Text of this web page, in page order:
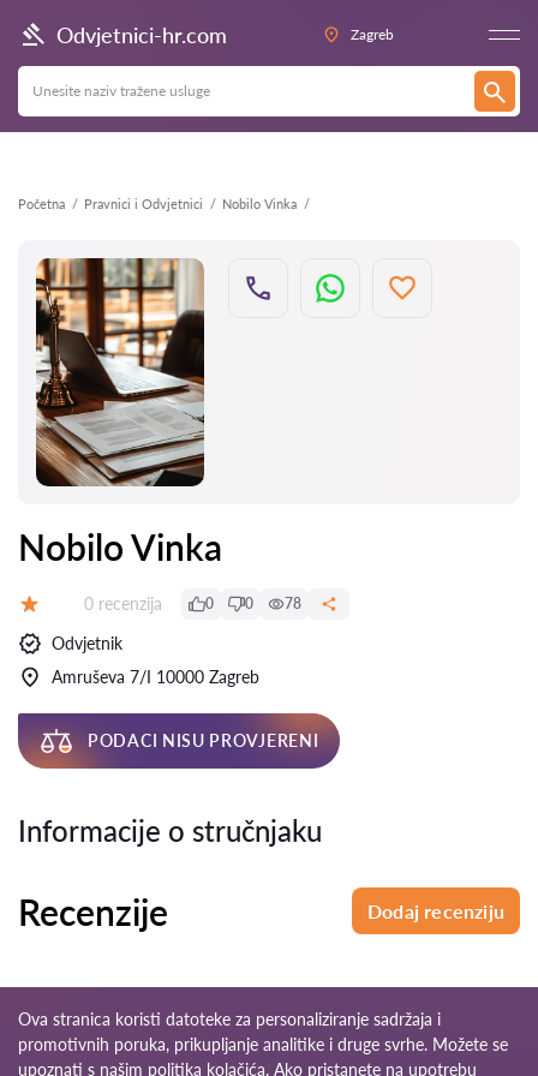
Odvjetnici-hr.com Zagreb
Početna Pravnici i Odvjetnici Nobilo Vinka
Natrag
Nobilo Vinka
Recenzija:
0 recenzija 0 0 78
Odvjetnik
Amruševa 7/I 10000 Zagreb
PODACI NISU PROVJERENI
Informacije o stručnjaku
Recenzije Dodaj recenziju
Ova stranica koristi datoteke za personaliziranje sadržaja i
promotivnih poruka, prikupljanje analitike i druge svrhe. Možete se
upoznati s našim politika kolačića. Ako pristanete na upotrebu